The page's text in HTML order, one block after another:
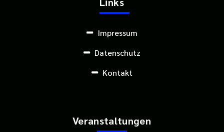
Impressum
Datenschutz
Kontakt
Veranstaltungen